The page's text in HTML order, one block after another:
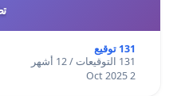
131 توقيع
131 التوقيعات / 12 أشهر
2 Oct 2025